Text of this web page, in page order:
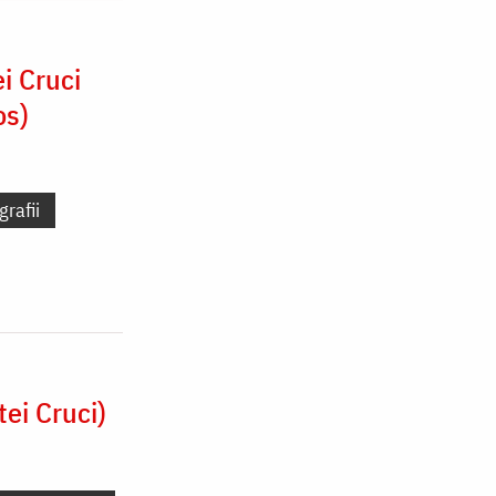
Cruci
Cruci)